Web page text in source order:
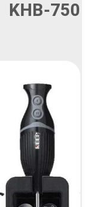
KHB-750